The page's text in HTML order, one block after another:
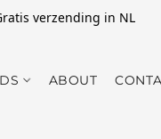
verzending in NL
ABOUT